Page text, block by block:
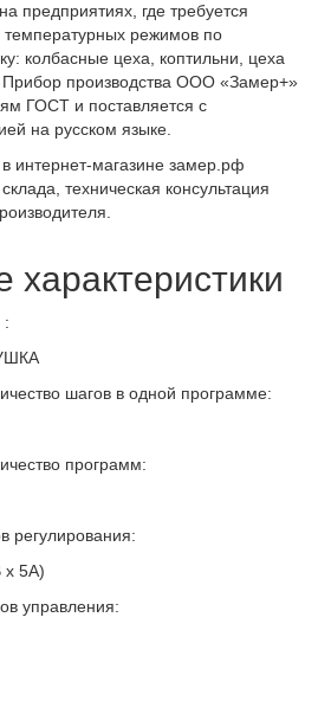
предприятиях, где требуется
температурных режимов по
колбасные цеха, коптильни, цеха
Прибор производства ООО «Замер+»
ГОСТ и поставляется с
на русском языке.
интернет-магазине замер.рф
техническая консультация
характеристики
:
шагов в одной программе:
программ:
регулирования:
х 5А)
управления: